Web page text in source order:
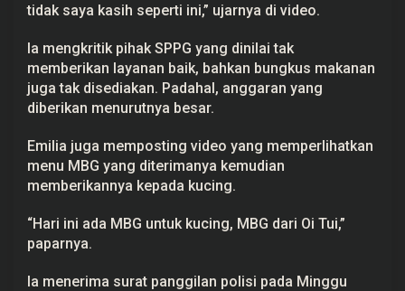
tidak saya kasih seperti ini,” ujarnya di video.
Ia mengkritik pihak SPPG yang dinilai tak
memberikan layanan baik, bahkan bungkus makanan
juga tak disediakan. Padahal, anggaran yang
diberikan menurutnya besar.
Emilia juga memposting video yang memperlihatkan
menu MBG yang diterimanya kemudian
memberikannya kepada kucing.
“Hari ini ada MBG untuk kucing, MBG dari Oi Tui,”
paparnya.
Ia menerima surat panggilan polisi pada Minggu